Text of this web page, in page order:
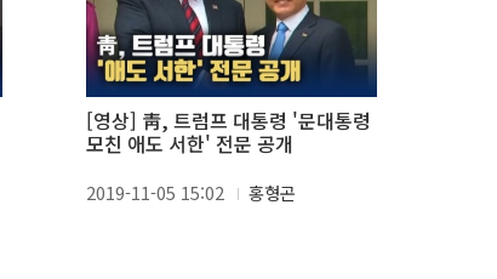
[영상] 靑, 트럼프 대통령 '문대통령
모친 애도 서한' 전문 공개
2019-11-05 15:02 홍형곤